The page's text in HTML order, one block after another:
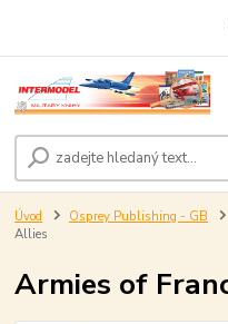
Úvod Osprey Publishing - GB
Allies
Armies of